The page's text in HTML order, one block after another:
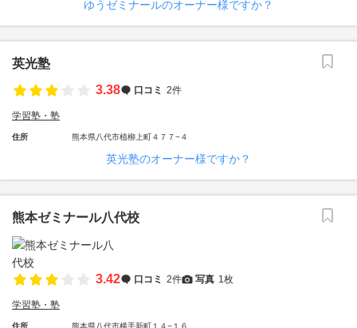
ゆうゼミナールのオーナー様ですか？
英光塾
3.38
口コミ 2件
学習塾・塾
住所 熊本県八代市植柳上町４７７−４
英光塾のオーナー様ですか？
熊本ゼミナール八代校
3.42 口コミ 2件 写真 1枚
学習塾・塾
住所 熊本県八代市横手新町１４−１６